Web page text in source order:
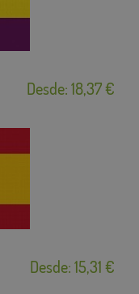
Desde: 18,37 €
Desde: 15,31 €